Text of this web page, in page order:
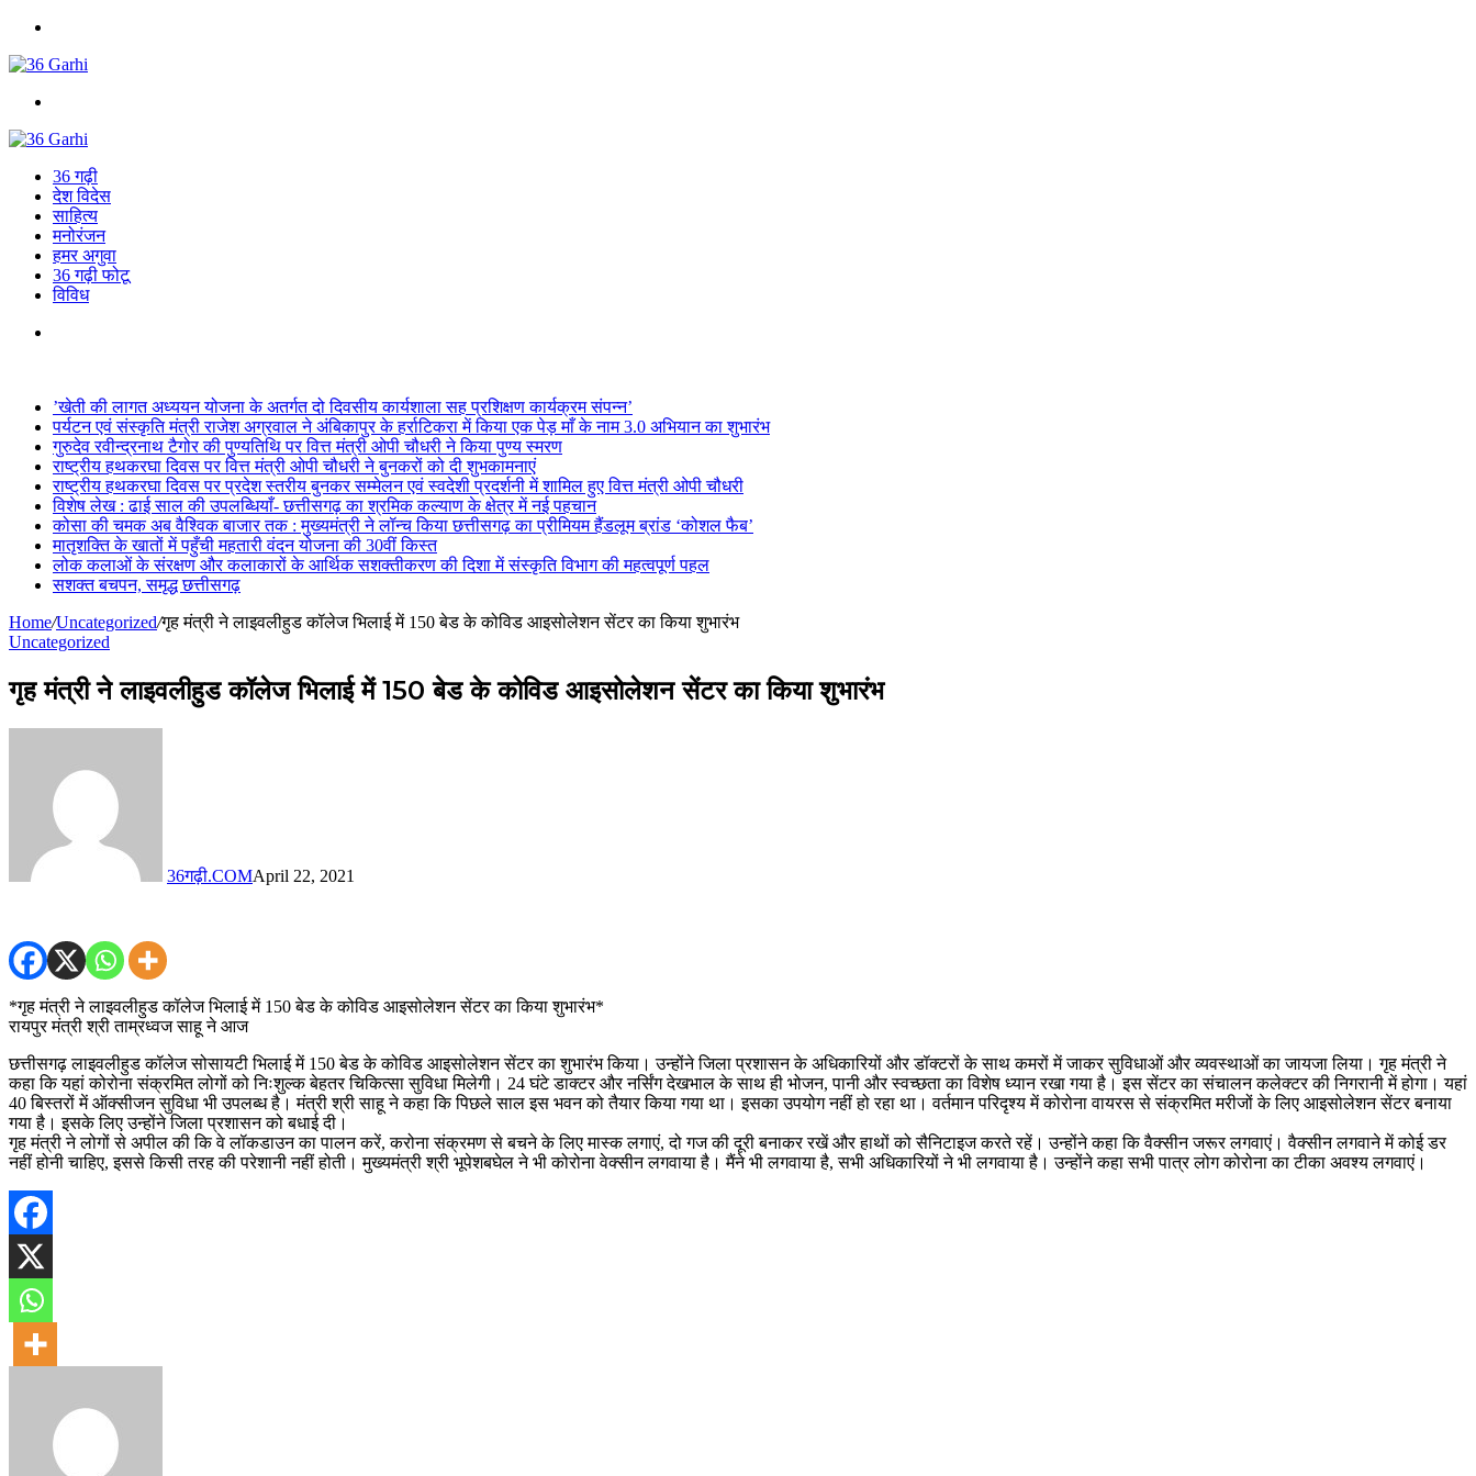
36 गढ़ी
देश विदेस
साहित्य
मनोरंजन
हमर अगुवा
36 गढ़ी फोटू
विविध
’खेती की लागत अध्ययन योजना के अतर्गत दो दिवसीय कार्यशाला सह प्रशिक्षण कार्यक्रम संपन्न’
पर्यटन एवं संस्कृति मंत्री राजेश अग्रवाल ने अंबिकापुर के हर्राटिकरा में किया एक पेड़ माँ के नाम 3.0 अभियान का शुभारंभ
गुरुदेव रवीन्द्रनाथ टैगोर की पुण्यतिथि पर वित्त मंत्री ओपी चौधरी ने किया पुण्य स्मरण
राष्ट्रीय हथकरघा दिवस पर वित्त मंत्री ओपी चौधरी ने बुनकरों को दी शुभकामनाएं
राष्ट्रीय हथकरघा दिवस पर प्रदेश स्तरीय बुनकर सम्मेलन एवं स्वदेशी प्रदर्शनी में शामिल हुए वित्त मंत्री ओपी चौधरी
विशेष लेख : ढाई साल की उपलब्धियाँ- छत्तीसगढ़ का श्रमिक कल्याण के क्षेत्र में नई पहचान
कोसा की चमक अब वैश्विक बाजार तक : मुख्यमंत्री ने लॉन्च किया छत्तीसगढ़ का प्रीमियम हैंडलूम ब्रांड ‘कोशल फैब’
मातृशक्ति के खातों में पहुँची महतारी वंदन योजना की 30वीं किस्त
लोक कलाओं के संरक्षण और कलाकारों के आर्थिक सशक्तीकरण की दिशा में संस्कृति विभाग की महत्वपूर्ण पहल
सशक्त बचपन, समृद्ध छत्तीसगढ़
Home/Uncategorized/गृह मंत्री ने लाइवलीहुड कॉलेज भिलाई में 150 बेड के कोविड आइसोलेशन सेंटर का किया शुभारंभ
Uncategorized
गृह मंत्री ने लाइवलीहुड कॉलेज भिलाई में 150 बेड के कोविड आइसोलेशन सेंटर का किया शुभारंभ
36गढ़ी.COMApril 22, 2021
*गृह मंत्री ने लाइवलीहुड कॉलेज भिलाई में 150 बेड के कोविड आइसोलेशन सेंटर का किया शुभारंभ*
रायपुर मंत्री श्री ताम्रध्वज साहू ने आज
छत्तीसगढ़ लाइवलीहुड कॉलेज सोसायटी भिलाई में 150 बेड के कोविड आइसोलेशन सेंटर का शुभारंभ किया। उन्होंने जिला प्रशासन के अधिकारियों और डॉक्टरों के साथ कमरों में जाकर सुविधाओं और व्यवस्थाओं का जायजा लिया। गृह मंत्री ने
कहा कि यहां कोरोना संक्रमित लोगों को निःशुल्क बेहतर चिकित्सा सुविधा मिलेगी। 24 घंटे डाक्टर और नर्सिंग देखभाल के साथ ही भोजन, पानी और स्वच्छता का विशेष ध्यान रखा गया है। इस सेंटर का संचालन कलेक्टर की निगरानी में होगा। यहां
40 बिस्तरों में ऑक्सीजन सुविधा भी उपलब्ध है। मंत्री श्री साहू ने कहा कि पिछले साल इस भवन को तैयार किया गया था। इसका उपयोग नहीं हो रहा था। वर्तमान परिदृश्य में कोरोना वायरस से संक्रमित मरीजों के लिए आइसोलेशन सेंटर बनाया
गया है। इसके लिए उन्होंने जिला प्रशासन को बधाई दी।
गृह मंत्री ने लोगों से अपील की कि वे लॉकडाउन का पालन करें, करोना संक्रमण से बचने के लिए मास्क लगाएं, दो गज की दूरी बनाकर रखें और हाथों को सैनिटाइज करते रहें। उन्होंने कहा कि वैक्सीन जरूर लगवाएं। वैक्सीन लगवाने में कोई डर
नहीं होनी चाहिए, इससे किसी तरह की परेशानी नहीं होती। मुख्यमंत्री श्री भूपेशबघेल ने भी कोरोना वेक्सीन लगवाया है। मैंने भी लगवाया है, सभी अधिकारियों ने भी लगवाया है। उन्होंने कहा सभी पात्र लोग कोरोना का टीका अवश्य लगवाएं।